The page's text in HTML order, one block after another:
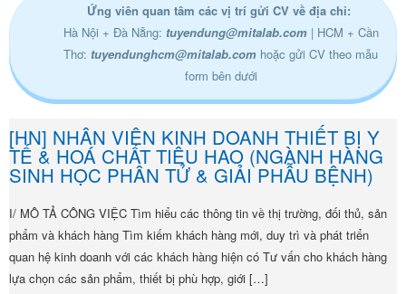
Ứng viên quan tâm các vị trí gửi CV về địa chỉ:
Hà Nội + Đà Nẵng: tuyendung@mitalab.com| HCM + Cần
Thơ: tuyendunghcm@mitalab.com hoặc gửi CV theo mẫu
form bên dưới
[HN] NHÂN VIÊN KINH DOANH THIẾT BỊ Y
TẾ & HOÁ CHẤT TIÊU HAO (NGÀNH HÀNG
SINH HỌC PHÂN TỬ & GIẢI PHẪU BỆNH)
I/ MÔ TẢ CÔNG VIỆC Tìm hiểu các thông tin về thị trường, đối thủ, sản
phẩm và khách hàng Tìm kiếm khách hàng mới, duy trì và phát triển
quan hệ kinh doanh với các khách hàng hiện có Tư vấn cho khách hàng
lựa chọn các sản phẩm, thiết bị phù hợp, giới […]